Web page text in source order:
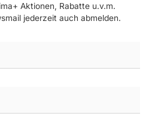
Aktionen, Rabatte u.v.m.
jederzeit auch abmelden.